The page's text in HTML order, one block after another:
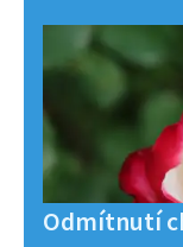
Odmítnutí